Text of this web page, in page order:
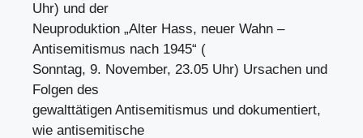
Uhr) und der
Neuproduktion „Alter Hass, neuer Wahn –
Antisemitismus nach 1945“ (
Sonntag, 9. November, 23.05 Uhr) Ursachen und
Folgen des
gewalttätigen Antisemitismus und dokumentiert,
wie antisemitische